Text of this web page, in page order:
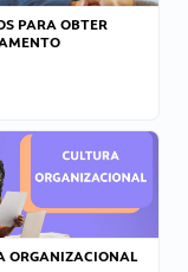
PARA OBTER
ORGANIZACIONAL